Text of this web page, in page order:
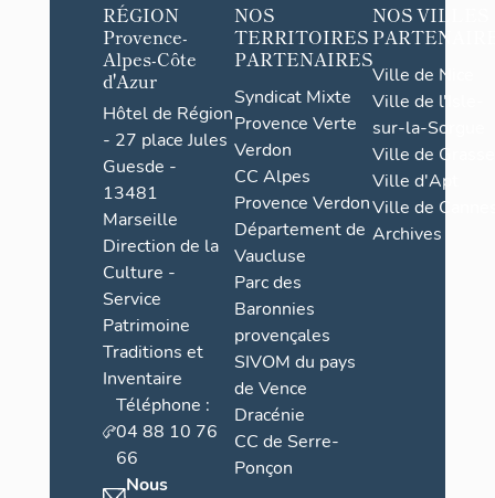
RÉGION
Provence-
Alpes-Côte
d'Azur
Hôtel de Région
- 27 place Jules
Guesde -
13481
Marseille
Direction de la
Culture -
Service
Patrimoine
Traditions et
Inventaire
Téléphone :
04 88 10 76
66
Nous
NOS
TERRITOIRES
PARTENAIRES
Syndicat Mixte
Provence Verte
Verdon
CC Alpes
Provence Verdon
Département de
Vaucluse
Parc des
Baronnies
provençales
SIVOM du pays
de Vence
Dracénie
CC de Serre-
Ponçon
NOS VILLES
Ville de Nice
Ville de l'Isle-
sur-la-Sorgue
Ville de Grasse
Ville d'Apt
Ville de
Archives